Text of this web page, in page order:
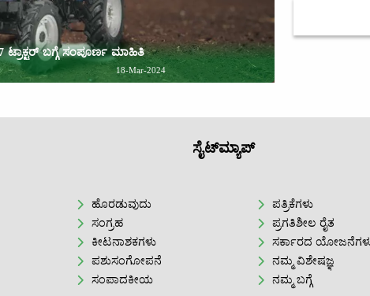
ಟ್ರಾಕ್ಟರ್ ಬಗ್ಗೆ ಸಂಪೂರ್ಣ ಮಾಹಿತಿ
18-Mar-2024
ಸೈಟ್‌ಮ್ಯಾಪ್
ಹೊರಡುವುದು
ಸಂಗ್ರಹ
ಕೀಟನಾಶಕಗಳು
ಪಶುಸಂಗೋಪನೆ
ಸಂಪಾದಕೀಯ
ಪತ್ರಿಕೆಗಳು
ಪ್ರಗತಿಶೀಲ ರೈತ
ಸರ್ಕಾರದ
ನಮ್ಮ ವಿಶೇಷಜ್ಞ
ನಮ್ಮ ಬಗ್ಗೆ